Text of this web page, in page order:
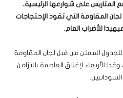
المتاريس على شوارعها الرئيسية،
المقاومة التي تقود الإحتجاجات
للأضراب العام.
المعلن من قبل لجان المقاومة
وغدا الأربعاء لإغلاق العاصمة بالتزامن